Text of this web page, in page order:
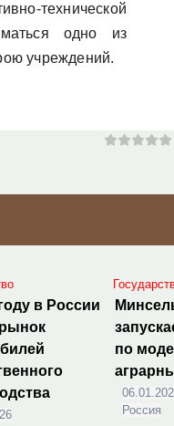
технической
одно из
учреждений.
в России
по
Россия